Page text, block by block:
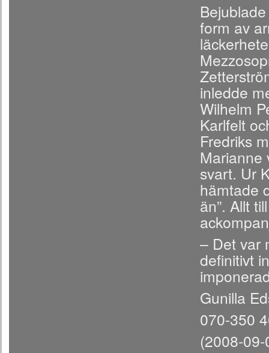
form av
inledde
Wilhelm
Karlfelt
Fredriks
Marianne
svart. Ur
hämtade
än”. Allt
– Det var
definitivt
Gunilla
070-350
(2008-